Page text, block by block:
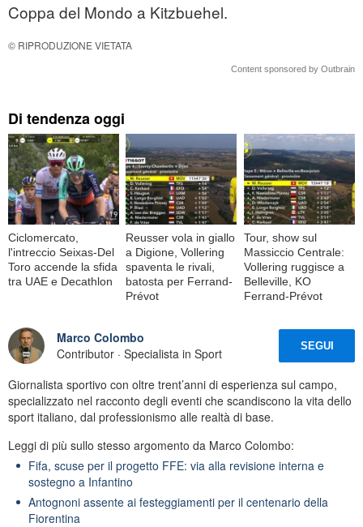
Coppa del Mondo a Kitzbuehel.
© RIPRODUZIONE VIETATA
Content sponsored by Outbrain
Di tendenza oggi
Ciclomercato,
l'intreccio Seixas-Del
Toro accende la sfida
tra UAE e Decathlon
Reusser vola in giallo
a Digione, Vollering
spaventa le rivali,
batosta per Ferrand-
Prévot
Tour, show sul
Massiccio Centrale:
Vollering ruggisce a
Belleville, KO
Ferrand-Prévot
Marco Colombo
Contributor · Specialista in Sport
SEGUI
Giornalista sportivo con oltre trent’anni di esperienza sul campo,
specializzato nel racconto degli eventi che scandiscono la vita dello
sport italiano, dal professionismo alle realtà di base.
Leggi di più sullo stesso argomento da Marco Colombo:
Fifa, scuse per il progetto FFE: via alla revisione interna e
sostegno a Infantino
Antognoni assente ai festeggiamenti per il centenario della
Fiorentina